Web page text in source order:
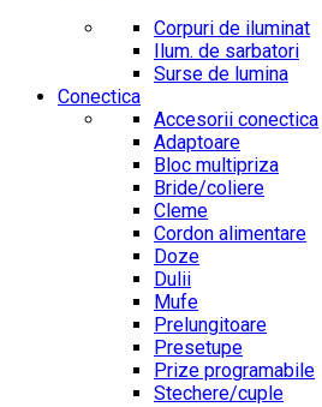
Corpuri de iluminat
Ilum. de sarbatori
Surse de lumina
Conectica
Accesorii conectica
Adaptoare
Bloc multipriza
Bride/coliere
Cleme
Cordon alimentare
Doze
Dulii
Mufe
Prelungitoare
Presetupe
Prize programabile
Stechere/cuple